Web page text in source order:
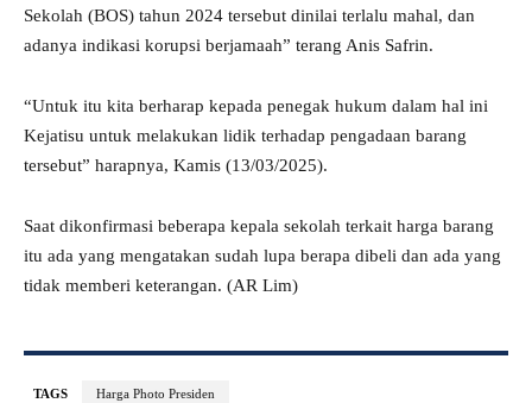
Sekolah (BOS) tahun 2024 tersebut dinilai terlalu mahal, dan
adanya indikasi korupsi berjamaah” terang Anis Safrin.
“Untuk itu kita berharap kepada penegak hukum dalam hal ini
Kejatisu untuk melakukan lidik terhadap pengadaan barang
tersebut” harapnya, Kamis (13/03/2025).
Saat dikonfirmasi beberapa kepala sekolah terkait harga barang
itu ada yang mengatakan sudah lupa berapa dibeli dan ada yang
tidak memberi keterangan. (AR Lim)
TAGS Harga Photo Presiden